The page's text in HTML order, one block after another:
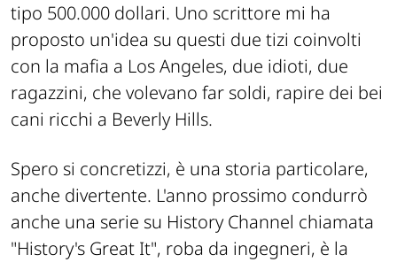
tipo 500.000 dollari. Uno scrittore mi ha
proposto un'idea su questi due tizi coinvolti
con la mafia a Los Angeles, due idioti, due
ragazzini, che volevano far soldi, rapire dei bei
cani ricchi a Beverly Hills.
Spero si concretizzi, è una storia particolare,
anche divertente. L'anno prossimo condurrò
anche una serie su History Channel chiamata
"History's Great It", roba da ingegneri, è la